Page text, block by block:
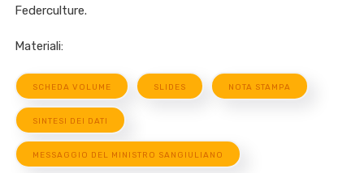
Federculture.
Materiali:
SCHEDA VOLUME SLIDES NOTA STAMPA
SINTESI DEI DATI
MESSAGGIO DEL MINISTRO SANGIULIANO